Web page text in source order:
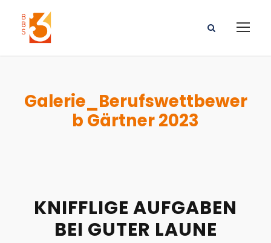
Galerie_Berufswettbewer
b Gärtner 2023
KNIFFLIGE AUFGABEN
BEI GUTER LAUNE